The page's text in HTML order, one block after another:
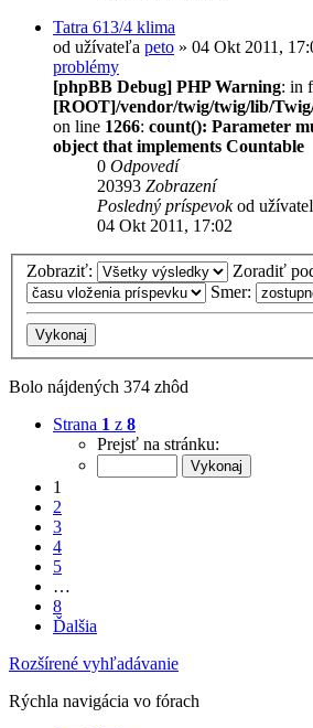
Tatra 613/4 klima
od užívateľa peto » 04 Okt 2011,
problémy
[phpBB Debug] PHP Warning: in
[ROOT]/vendor/twig/twig/lib/
on line 1266: count(): Parameter
object that implements Countable
0 Odpovedí
20393 Zobrazení
Posledný príspevokod
04 Okt 2011, 17:02
Zobraziť:
Zoradiť
Smer:
Bolo nájdených 374 zhôd
Strana 1 z 8
Prejsť na stránku:
1
2
3
4
5
…
8
Ďalšia
Rozšírené vyhľadávanie
Rýchla navigácia vo fórach